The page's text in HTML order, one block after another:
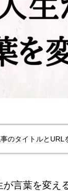
のタイトルとURL
言葉を変え